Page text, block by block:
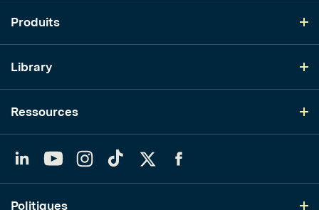
Produits
Library
Ressources
YouTubeInstagram
TikTok
Politiques